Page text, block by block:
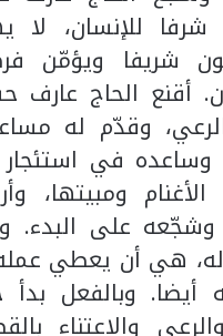
شرفا للإنسان، لا
شريفا ويؤمّن
أقنع الحاج عارف
وقدّم له
وساعده في
الأغنام ومبيتها،
وشجّعه على البدء.
هي أن يعطي
أيضا. وبالفعل
والاعتناء